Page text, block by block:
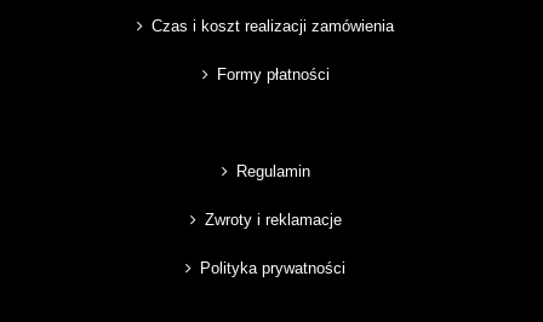
Czas i koszt realizacji zamówienia
Formy płatności
Regulamin
Zwroty i reklamacje
Polityka prywatności